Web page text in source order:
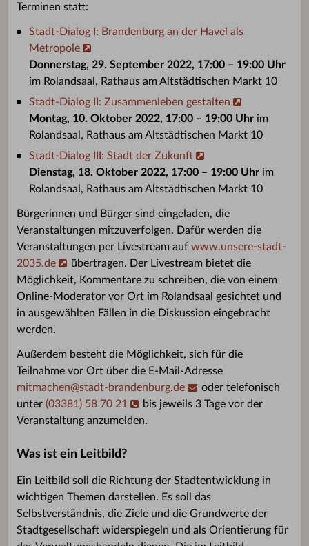
Terminen statt:
Stadt-Dialog I: Brandenburg an der Havel als
Metropole
Donnerstag, 29. September 2022, 17:00 – 19:00 Uhr
im Rolandsaal, Rathaus am Altstädtischen Markt 10
Stadt-Dialog II: Zusammenleben gestalten
Montag, 10. Oktober 2022, 17:00 – 19:00 Uhr im
Rolandsaal, Rathaus am Altstädtischen Markt 10
Stadt-Dialog III: Stadt der Zukunft
Dienstag, 18. Oktober 2022, 17:00 – 19:00 Uhr im
Rolandsaal, Rathaus am Altstädtischen Markt 10
Bürgerinnen und Bürger sind eingeladen, die
Veranstaltungen mitzuverfolgen. Dafür werden die
Veranstaltungen per Livestream auf www.unsere-stadt-
2035.de
übertragen. Der Livestream bietet die
Möglichkeit, Kommentare zu schreiben, die von einem
Online-Moderator vor Ort im Rolandsaal gesichtet und
in ausgewählten Fällen in die Diskussion eingebracht
werden.
Außerdem besteht die Möglichkeit, sich für die
Teilnahme vor Ort über die E-Mail-Adresse
mitmachen@stadt-brandenburg.de
oder telefonisch
unter (03381) 58 70 21
bis jeweils 3 Tage vor der
Veranstaltung anzumelden.
Was ist ein Leitbild?
Ein Leitbild soll die Richtung der Stadtentwicklung in
wichtigen Themen darstellen. Es soll das
Selbstverständnis, die Ziele und die Grundwerte der
Stadtgesellschaft widerspiegeln und als Orientierung für